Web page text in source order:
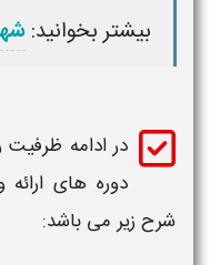
بیشتر بخوانید:
در ادامه ظرفیت
دوره های
شرح زیر می باشد: